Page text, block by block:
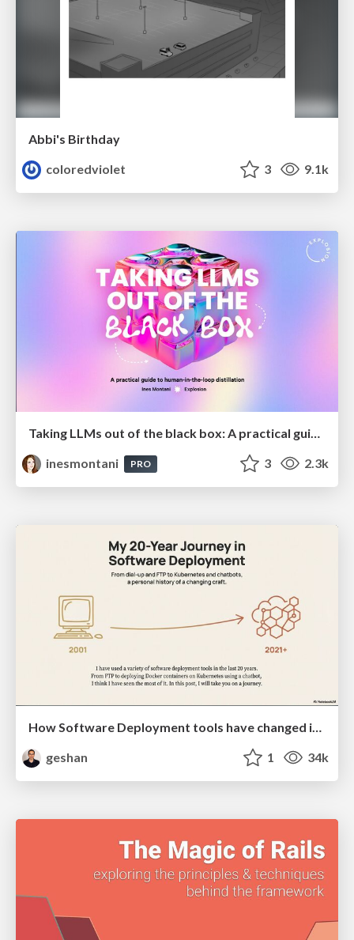
Abbi's Birthday
coloredviolet
3 9.1k
Taking LLMs out of the black box: A practical guide to human-in-the-loop distillation
inesmontani
PRO 3 2.3k
How Software Deployment tools have changed in the past 20 years
geshan
1 34k